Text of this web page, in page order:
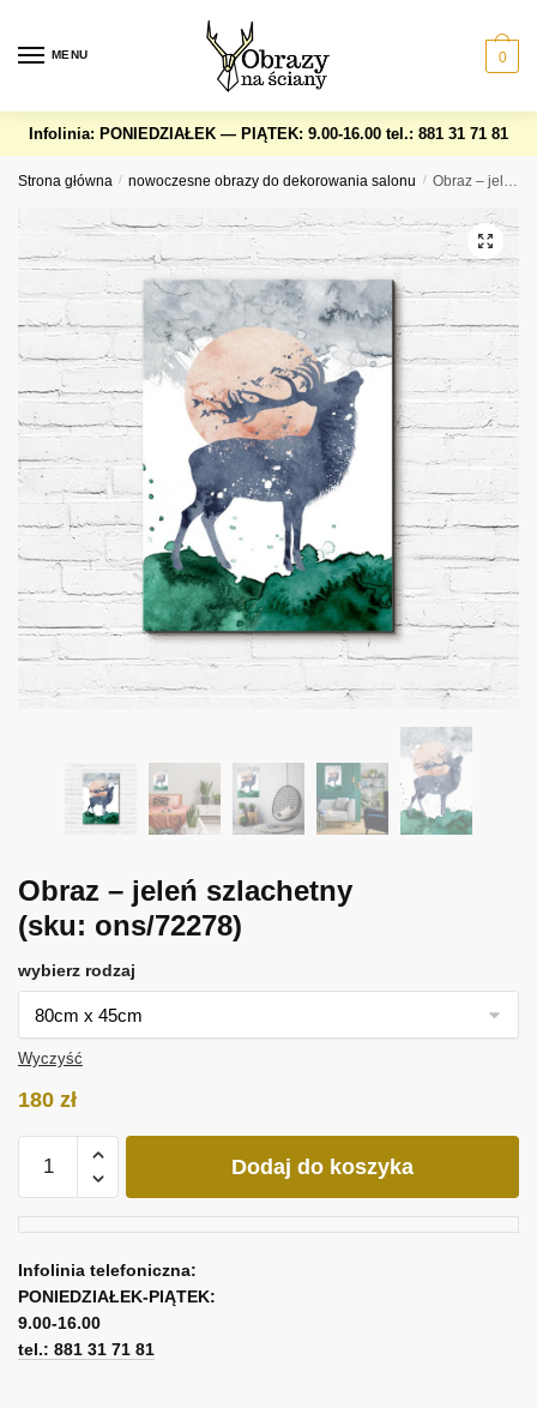
navigation
content
MENU 0
Infolinia: PONIEDZIAŁEK — PIĄTEK: 9.00-16.00 tel.: 881 31 71 81
Strona główna / nowoczesne obrazy do dekorowania salonu / Obraz – jeleń szlachetny
Obraz – jeleń szlachetny
(sku: ons/72278)
wybierz rodzaj
Wyczyść
180 zł
Obraz
szlachetny
Dodaj do koszyka
Infolinia telefoniczna:
PONIEDZIAŁEK-PIĄTEK:
9.00-16.00
tel.: 881 31 71 81